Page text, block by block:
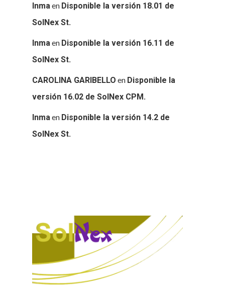
Inmaen Disponible la versión 18.01 de
SolNex St.
Inmaen Disponible la versión 16.11 de
SolNex St.
CAROLINA GARIBELLO en Disponible la
versión 16.02 de SolNex CPM.
Inmaen Disponible la versión 14.2 de
SolNex St.